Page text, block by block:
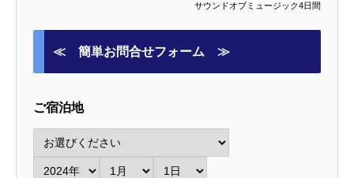
サウンドオブミュージック4日間
≪ 簡単お問合せフォーム ≫
ご宿泊地